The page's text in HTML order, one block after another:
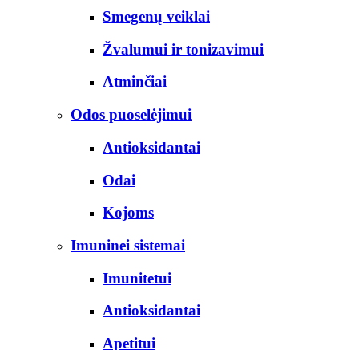
Smegenų veiklai
Žvalumui ir tonizavimui
Atminčiai
Odos puoselėjimui
Antioksidantai
Odai
Kojoms
Imuninei sistemai
Imunitetui
Antioksidantai
Apetitui